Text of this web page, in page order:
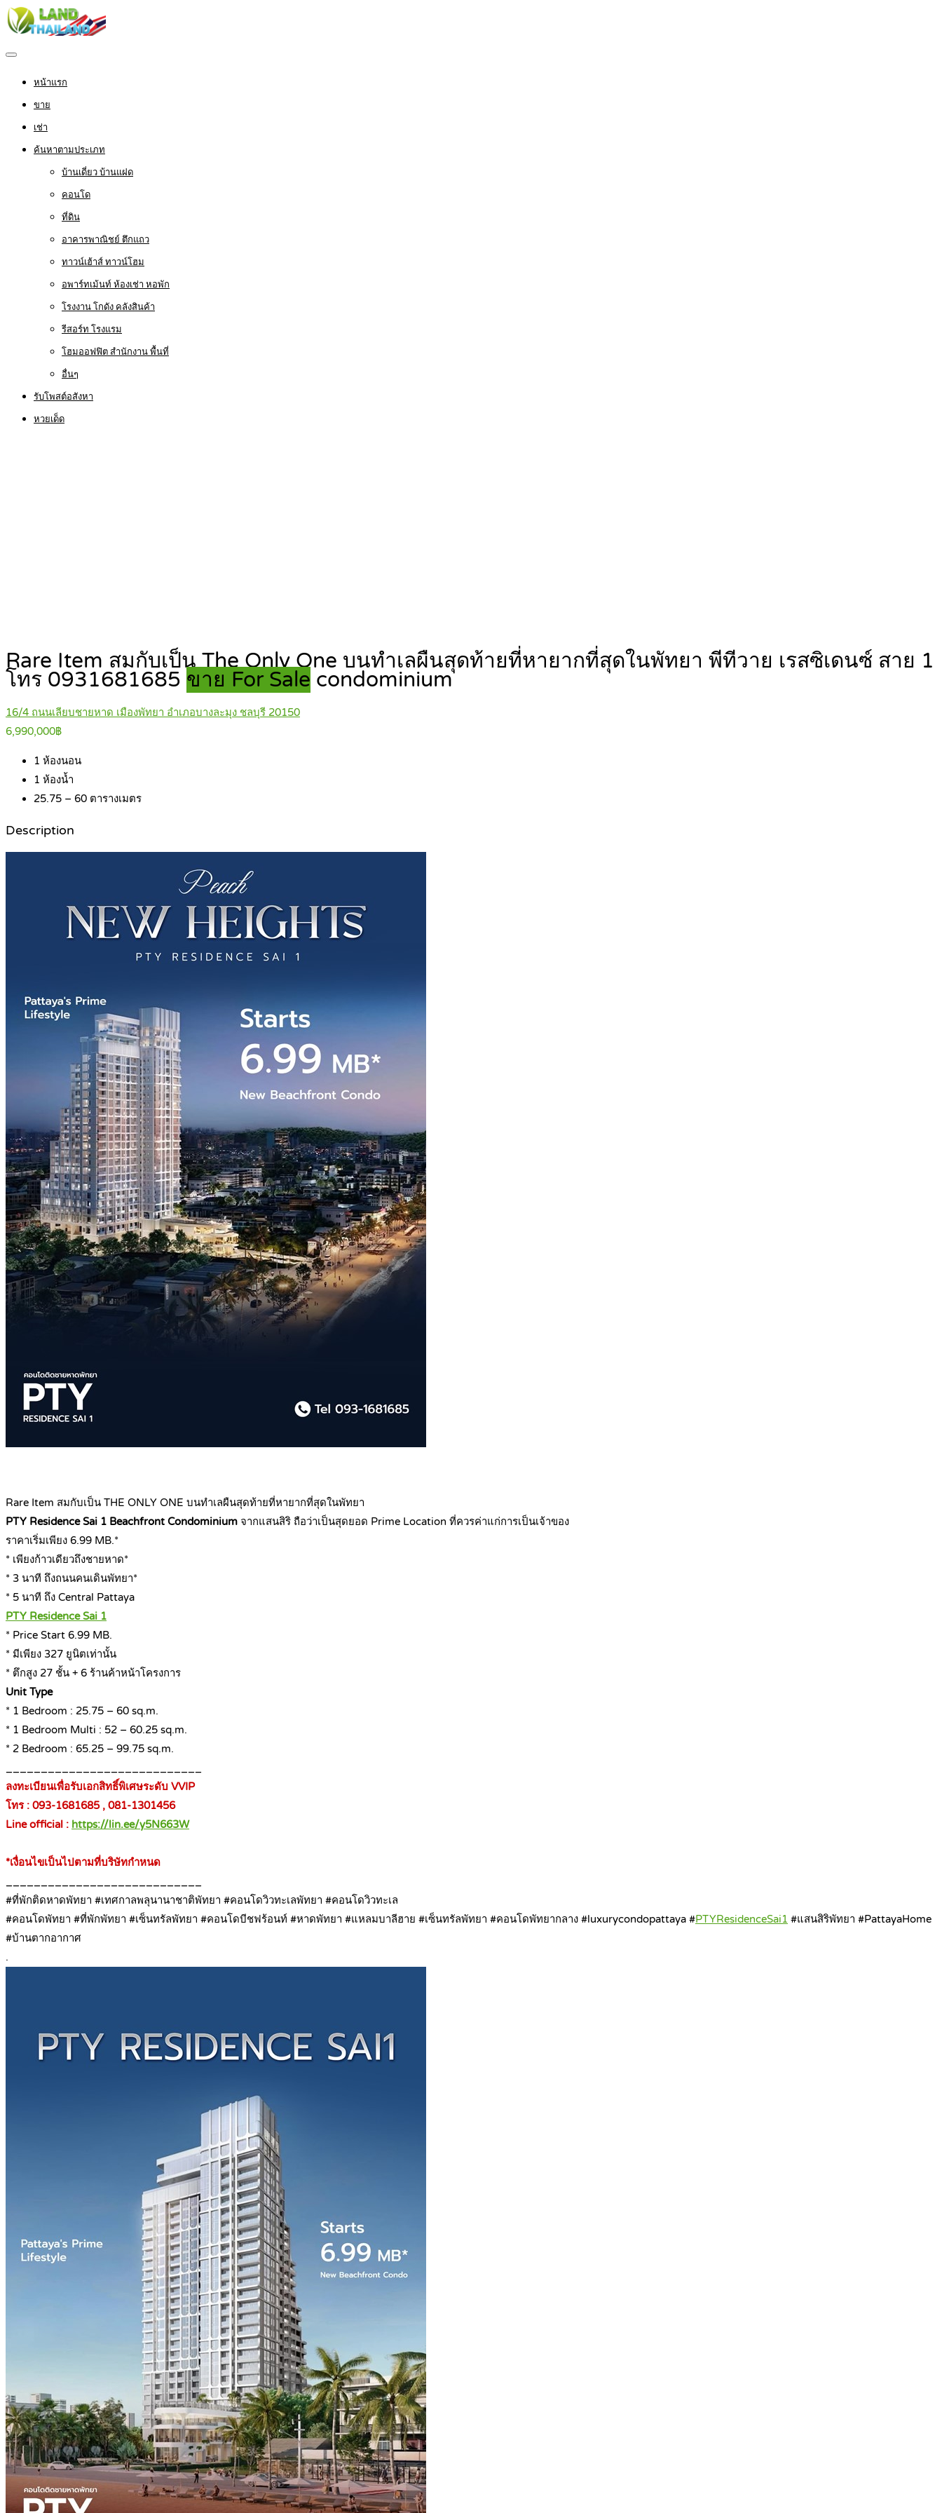
หน้าแรก
ขาย
เช่า
ค้นหาตามประเภท
บ้านเดี่ยว บ้านแฝด
คอนโด
ที่ดิน
อาคารพาณิชย์ ตึกแถว
ทาวน์เฮ้าส์ ทาวน์โฮม
อพาร์ทเม้นท์ ห้องเช่า หอพัก
โรงงาน โกดัง คลังสินค้า
รีสอร์ท โรงแรม
โฮมออฟฟิต สำนักงาน พื้นที่
อื่นๆ
รับโพสต์อสังหา
หวยเด็ด
Rare Item สมกับเป็น The Only One บนทำเลผืนสุดท้ายที่หายากที่สุดในพัทยา พีทีวาย เรสซิเดนซ์ สาย 1
โทร 0931681685 ขาย For Sale condominium
16/4 ถนนเลียบชายหาด เมืองพัทยา อำเภอบางละมุง ชลบุรี 20150
6,990,000฿
1 ห้องนอน
1 ห้องน้ำ
25.75 – 60 ตารางเมตร
Description
Rare Item สมกับเป็น THE ONLY ONE บนทำเลผืนสุดท้ายที่หายากที่สุดในพัทยา
PTY Residence Sai 1 Beachfront Condominium จากแสนสิริ ถือว่าเป็นสุดยอด Prime Location ที่ควรค่าแก่การเป็นเจ้าของ
ราคาเริ่มเพียง 6.99 MB.*
* เพียงก้าวเดียวถึงชายหาด*
* 3 นาที ถึงถนนคนเดินพัทยา*
* 5 นาที ถึง Central Pattaya
PTY Residence Sai 1
* Price Start 6.99 MB.
* มีเพียง 327 ยูนิตเท่านั้น
* ตึกสูง 27 ชั้น + 6 ร้านค้าหน้าโครงการ
Unit Type
* 1 Bedroom : 25.75 – 60 sq.m.
* 1 Bedroom Multi : 52 – 60.25 sq.m.
* 2 Bedroom : 65.25 – 99.75 sq.m.
ลงทะเบียนเพื่อรับเอกสิทธิ์พิเศษระดับ VVIP
โทร : 093-1681685 , 081-1301456
Line official : https://lin.ee/y5N663W
*เงื่อนไขเป็นไปตามที่บริษัทกำหนด
#ที่พักติดหาดพัทยา #เทศกาลพลุนานาชาติพัทยา #คอนโดวิวทะเลพัทยา #คอนโดวิวทะเล
#คอนโดพัทยา #ที่พักพัทยา #เซ็นทรัลพัทยา #คอนโดบีชฟร้อนท์ #หาดพัทยา #แหลมบาลีฮาย #เซ็นทรัลพัทยา #คอนโดพัทยากลาง #luxurycondopattaya #PTYResidenceSai1 #แสนสิริพัทยา #PattayaHome
#บ้านตากอากาศ
.